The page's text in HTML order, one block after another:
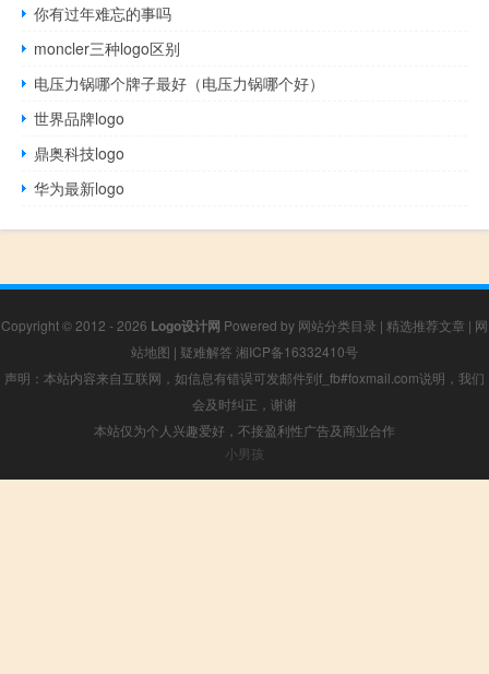
你有过年难忘的事吗
moncler三种logo区别
电压力锅哪个牌子最好（电压力锅哪个好）
世界品牌logo
鼎奥科技logo
华为最新logo
Copyright © 2012 - 2026 Logo设计网 Powered by 网站分类目录 | 精选推荐文章 | 网
站地图 | 疑难解答 湘ICP备16332410号
声明：本站内容来自互联网，如信息有错误可发邮件到f_fb#foxmail.com说明，我们
会及时纠正，谢谢
本站仅为个人兴趣爱好，不接盈利性广告及商业合作
小男孩